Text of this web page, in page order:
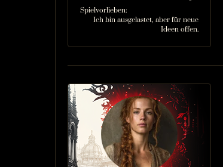
Spielvorlieben
Ich bin ausgelastet, aber für neue
Ideen offen.